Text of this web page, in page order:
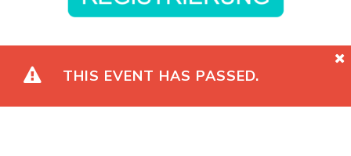
THIS EVENT HAS PASSED.